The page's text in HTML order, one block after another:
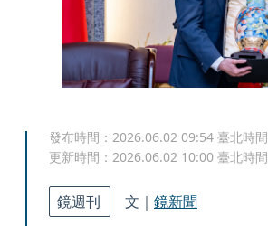
發布時間： 2026.06.02 09:54 臺北時間
更新時間： 2026.06.02 10:00 臺北時間
鏡週刊 文｜ 鏡新聞